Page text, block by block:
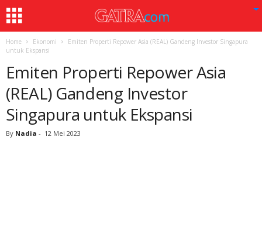
Home Ekonomi
Emiten Properti Repower Asia (REAL) Gandeng Investor Singapura
untuk Ekspansi
Emiten Properti Repower Asia
(REAL) Gandeng Investor
Singapura untuk Ekspansi
By Nadia - 12 Mei 2023